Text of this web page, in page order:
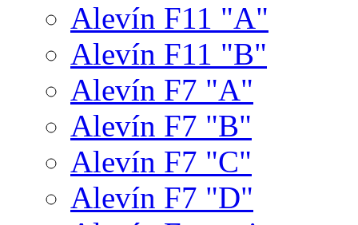
Alevín F11 "A"
Alevín F11 "B"
Alevín F7 "A"
Alevín F7 "B"
Alevín F7 "C"
Alevín F7 "D"